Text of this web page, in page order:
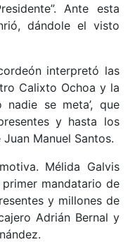
Ante esta
dándole el visto
interpretó las
Calixto Ochoa y la
se meta’, que
y hasta los
Manuel Santos.
Mélida Galvis
mandatario de
y millones de
Adrián Bernal y